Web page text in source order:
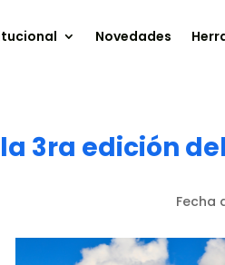
Novedades
3ra edición
Fecha